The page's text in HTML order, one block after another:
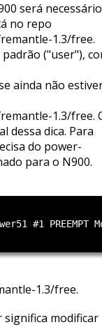
será
no repo
1.3/free.
("user"),
ainda não
1.3/free.
dessa dica. Para
do power-
para o N900.
#1 PREEMPT
1.3/free.
modificar